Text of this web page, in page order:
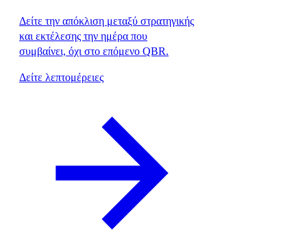
Δείτε την απόκλιση μεταξύ στρατηγικής
και εκτέλεσης την ημέρα που
συμβαίνει, όχι στο επόμενο QBR.
Δείτε λεπτομέρειες